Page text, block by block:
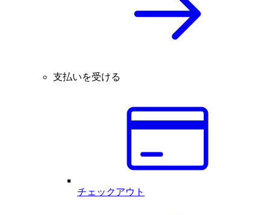
支払いを受ける
チェックアウト